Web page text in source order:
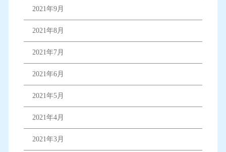
2021年9月
2021年8月
2021年7月
2021年6月
2021年5月
2021年4月
2021年3月